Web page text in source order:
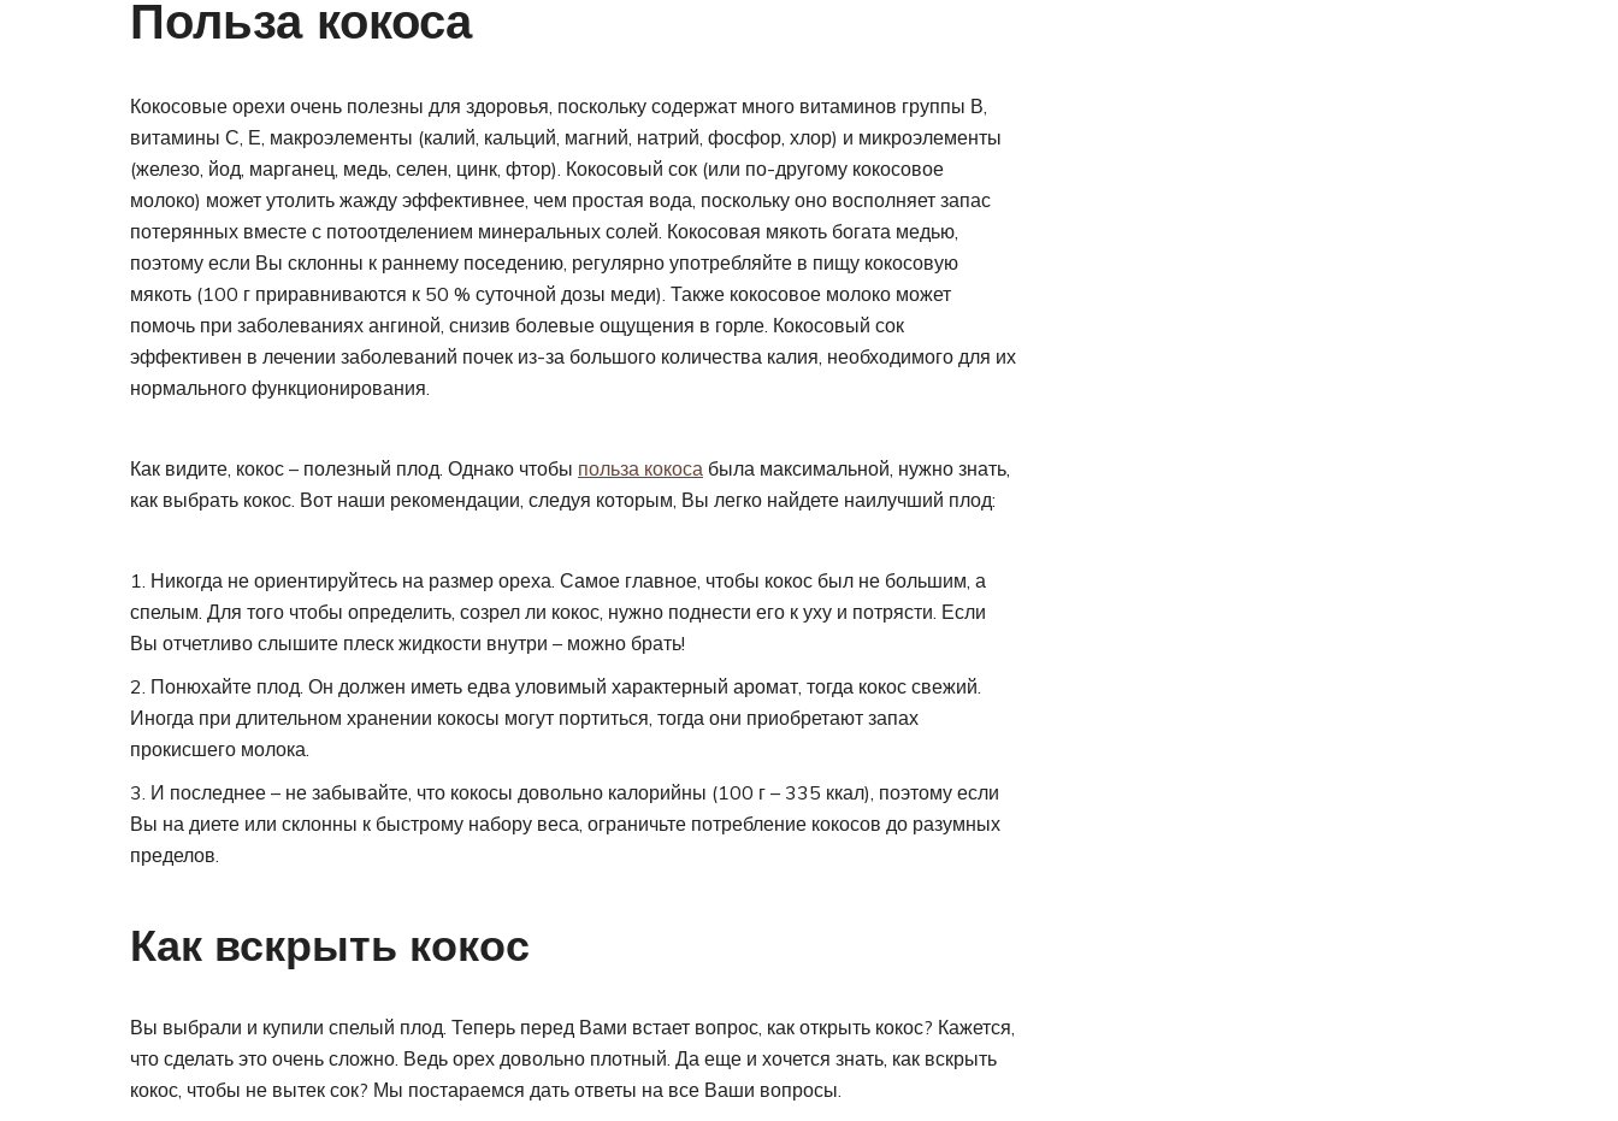
Польза кокоса
Кокосовые орехи очень полезны для здоровья, поскольку содержат много витаминов группы В,
витамины С, Е, макроэлементы (калий, кальций, магний, натрий, фосфор, хлор) и микроэлементы
(железо, йод, марганец, медь, селен, цинк, фтор). Кокосовый сок (или по-другому кокосовое
молоко) может утолить жажду эффективнее, чем простая вода, поскольку оно восполняет запас
потерянных вместе с потоотделением минеральных солей. Кокосовая мякоть богата медью,
поэтому если Вы склонны к раннему поседению, регулярно употребляйте в пищу кокосовую
мякоть (100 г приравниваются к 50 % суточной дозы меди). Также кокосовое молоко может
помочь при заболеваниях ангиной, снизив болевые ощущения в горле. Кокосовый сок
эффективен в лечении заболеваний почек из-за большого количества калия, необходимого для их
нормального функционирования.
Как видите, кокос – полезный плод. Однако чтобы польза кокоса была максимальной, нужно знать,
как выбрать кокос. Вот наши рекомендации, следуя которым, Вы легко найдете наилучший плод:
Никогда не ориентируйтесь на размер ореха. Самое главное, чтобы кокос был не большим, а
спелым. Для того чтобы определить, созрел ли кокос, нужно поднести его к уху и потрясти. Если
Вы отчетливо слышите плеск жидкости внутри – можно брать!
Понюхайте плод. Он должен иметь едва уловимый характерный аромат, тогда кокос свежий.
Иногда при длительном хранении кокосы могут портиться, тогда они приобретают запах
прокисшего молока.
И последнее – не забывайте, что кокосы довольно калорийны (100 г – 335 ккал), поэтому если
Вы на диете или склонны к быстрому набору веса, ограничьте потребление кокосов до разумных
пределов.
Как вскрыть кокос
Вы выбрали и купили спелый плод. Теперь перед Вами встает вопрос, как открыть кокос? Кажется,
что сделать это очень сложно. Ведь орех довольно плотный. Да еще и хочется знать, как вскрыть
кокос, чтобы не вытек сок? Мы постараемся дать ответы на все Ваши вопросы.